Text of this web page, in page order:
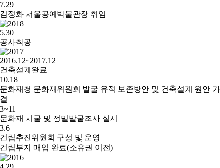
7.29
김정화 서울공예박물관장 취임
5.30
공사착공
2016.12~2017.12
건축설계완료
10.18
문화재청 문화재위원회 발굴 유적 보존방안 및 건축설계 원안 가
결
3~11
문화재 시굴 및 정밀발굴조사 실시
3.6
건립추진위원회 구성 및 운영
건립부지 매입 완료(소유권 이전)
4.29